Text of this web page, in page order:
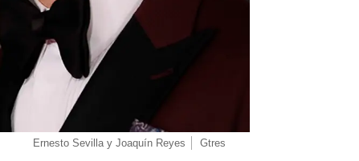
Ernesto Sevilla y Joaquín Reyes Gtres